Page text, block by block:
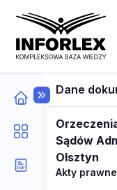
Dane
Sądów
Olsztyn
Akty